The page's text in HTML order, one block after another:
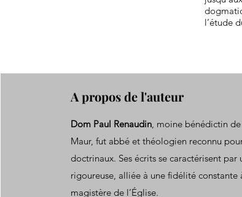
l’étude
A propos de l'auteur
Dom Paul Renaudin, moine bénédictin
Maur, fut abbé et théologien reconnu
doctrinaux. Ses écrits se caractérisent
rigoureuse, alliée à une fidélité
magistère de l’Église.